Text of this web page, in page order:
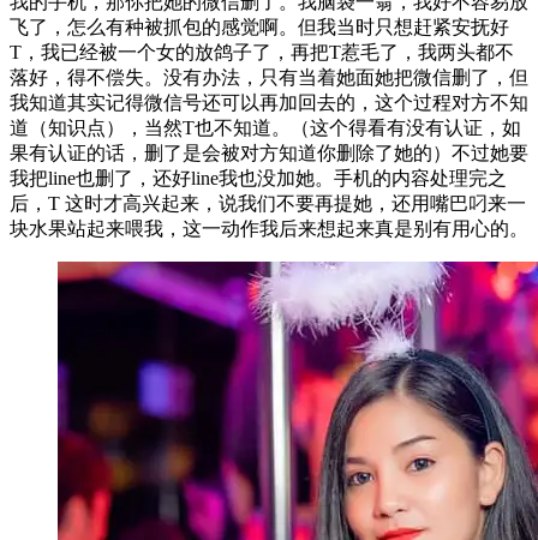
飞了，怎么有种被抓包的感觉啊。但我当时只想赶紧安抚好
T，我已经被一个女的放鸽子了，再把T惹毛了，我两头都不
落好，得不偿失。没有办法，只有当着她面她把微信删了，但
我知道其实记得微信号还可以再加回去的，这个过程对方不知
道（知识点），当然T也不知道。（这个得看有没有认证，如
果有认证的话，删了是会被对方知道你删除了她的）不过她要
我把line也删了，还好line我也没加她。手机的内容处理完之
后，T 这时才高兴起来，说我们不要再提她，还用嘴巴叼来一
块水果站起来喂我，这一动作我后来想起来真是别有用心的。